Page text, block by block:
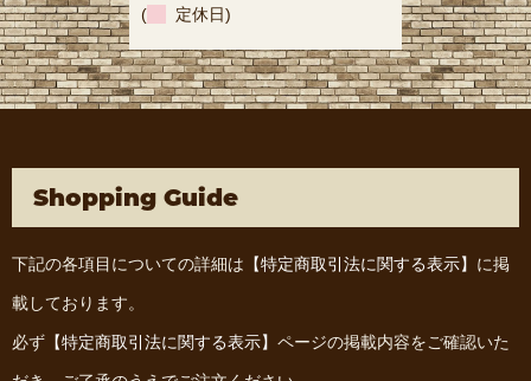
( 定休日)
Shopping Guide
下記の各項目についての詳細は 【特定商取引法に関する表示】 に掲
載しております。
必ず 【特定商取引法に関する表示】 ページの掲載内容をご確認いた